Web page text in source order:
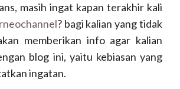
masih ingat kapan terakhir kali
? bagi kalian yang tidak
memberikan info agar kalian
blog ini, yaitu kebiasan yang
ingatan.